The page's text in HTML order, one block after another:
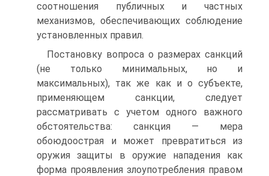
соотношения публичных и частных
механизмов, обеспечивающих соблюдение
установленных правил.
Постановку вопроса о размерах санкций
(не только минимальных, но и
максимальных), так же как и о субъекте,
применяющем санкции, следует
рассматривать с учетом одного важного
обстоятельства: санкция — мера
обоюдоострая и может превратиться из
оружия защиты в оружие нападения как
форма проявления злоупотребления правом